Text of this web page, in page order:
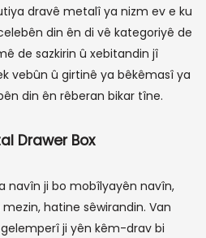
dravê metalî ya nizm ev e ku
din ên di vê kategoriyê de
de sazkirin û xebitandin jî
vebûn û girtinê ya bêkêmasî ya
din ên rêberan bikar tîne.
Drawer Box
navîn ji bo mobîlyayên navîn,
hatine sêwirandin. Van
ji yên kêm-drav bi